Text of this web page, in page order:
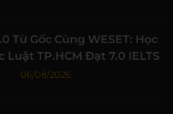
Từ Gốc Cùng WESET: Học
Luật TP.HCM Đạt 7.0 IELTS
06/08/2026